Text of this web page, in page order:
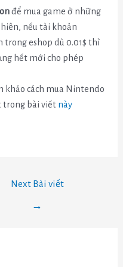
để mua game ở những
nếu tài khoản
trong eshop dù 0.01$ thì
hết mới cho phép
khảo cách mua Nintendo
trong bài viết này
Next Bài viết
→